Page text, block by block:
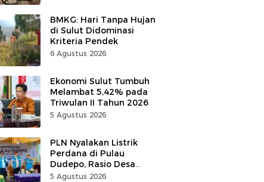
BMKG: Hari Tanpa Hujan
di Sulut Didominasi
Kriteria Pendek
6 Agustus 2026
Ekonomi Sulut Tumbuh
Melambat 5,42% pada
Triwulan II Tahun 2026
5 Agustus 2026
PLN Nyalakan Listrik
Perdana di Pulau
Dudepo, Rasio Desa
Berlistrik Provinsi
5 Agustus 2026